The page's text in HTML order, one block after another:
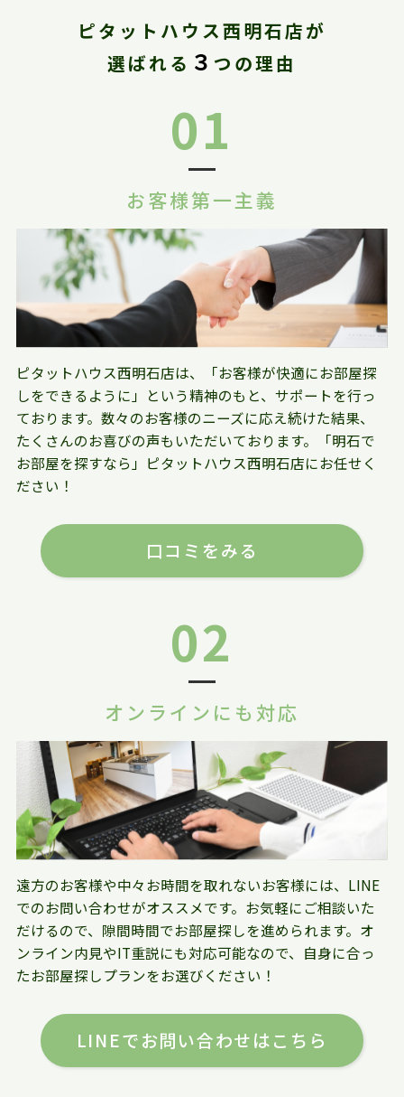
ピタットハウス西明石店が
選ばれる ３ つの理由
01
お客様第一主義
ピタットハウス西明石店は、「お客様が快適にお部屋探
しをできるように」という精神のもと、サポートを行っ
ております。数々のお客様のニーズに応え続けた結果、
たくさんのお喜びの声もいただいております。「明石で
お部屋を探すなら」ピタットハウス西明石店にお任せく
ださい！
口コミをみる
02
オンラインにも対応
遠方のお客様や中々お時間を取れないお客様には、LINE
でのお問い合わせがオススメです。お気軽にご相談いた
だけるので、隙間時間でお部屋探しを進められます。オ
ンライン内見やIT重説にも対応可能なので、自身に合っ
たお部屋探しプランをお選びください！
LINEでお問い合わせはこちら